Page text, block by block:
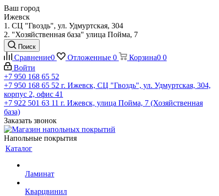
Ваш город
Ижевск
1. СЦ "Гвоздь", ул. Удмуртская, 304
2. "Хозяйственная база" улица Пойма, 7
Поиск
Сравнение0 Отложенные 0 Корзина0 0
Войти
+7 950 168 65 52
+7 950 168 65 52 г. Ижевск, СЦ "Гвоздь", ул. Удмуртская, 304,
корпус 2, офис 41
+7 922 501 63 11 г. Ижевск, улица Пойма, 7 (Хозяйственная
база)
Заказать звонок
Напольные покрытия
Каталог
Ламинат
Кварцвинил